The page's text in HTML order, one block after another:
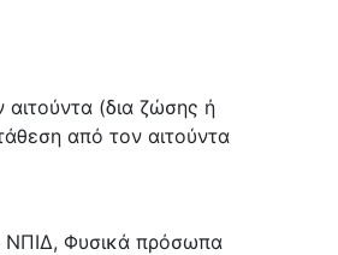
(δια ζώσης ή
από τον αιτούντα
Φυσικά πρόσωπα